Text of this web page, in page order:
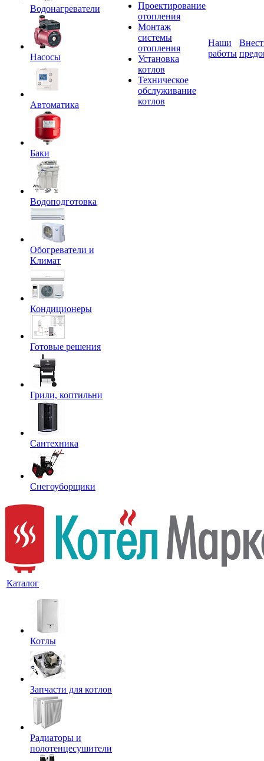
Водонагреватели
Насосы
Автоматика
Баки
Водоподготовка
Обогреватели и
Климат
Кондиционеры
Готовые решения
Грили, коптильни
Сантехника
Снегоуборщики
Проектирование
отопления
Монтаж
системы
отопления
Установка
котлов
Техническое
обслуживание
котлов
Наши
работы
Каталог
Котлы
Запчасти для котлов
Радиаторы и
полотенцесушители